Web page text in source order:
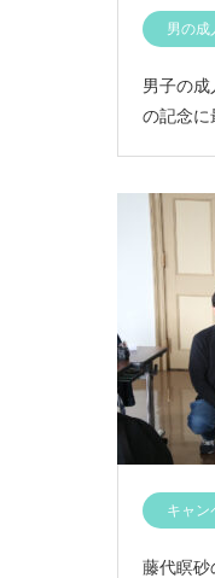
男の成
男子の
の記念に
キャン
藤代瞑砂